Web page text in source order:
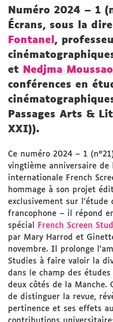
Numéro 2024 – 1
Écrans, sous la
Fontanel ,
et
Nedjma
conférences en
Passages Arts &
XXI)).
Ce numéro 2024 – 1
vingtième anniversaire
internationale French
hommage à son projet
exclusivement sur
francophone – il répond
spécial
French Screen
par Mary Harrod et
novembre. Il prolonge
Studies à faire valoir la
dans le champ des
deux côtés de la
de distinguer la revue,
pertinence et ses effets